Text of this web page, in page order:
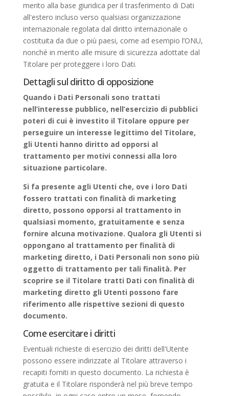
merito alla base giuridica per il trasferimento di Dati
all'estero incluso verso qualsiasi organizzazione
internazionale regolata dal diritto internazionale o
costituita da due o più paesi, come ad esempio l’ONU,
nonché in merito alle misure di sicurezza adottate dal
Titolare per proteggere i loro Dati.
Dettagli sul diritto di opposizione
Quando i Dati Personali sono trattati
nell’interesse pubblico, nell’esercizio di pubblici
poteri di cui è investito il Titolare oppure per
perseguire un interesse legittimo del Titolare,
gli Utenti hanno diritto ad opporsi al
trattamento per motivi connessi alla loro
situazione particolare.
Si fa presente agli Utenti che, ove i loro Dati
fossero trattati con finalità di marketing
diretto, possono opporsi al trattamento in
qualsiasi momento, gratuitamente e senza
fornire alcuna motivazione. Qualora gli Utenti si
oppongano al trattamento per finalità di
marketing diretto, i Dati Personali non sono più
oggetto di trattamento per tali finalità. Per
scoprire se il Titolare tratti Dati con finalità di
marketing diretto gli Utenti possono fare
riferimento alle rispettive sezioni di questo
documento.
Come esercitare i diritti
Eventuali richieste di esercizio dei diritti dell'Utente
possono essere indirizzate al Titolare attraverso i
recapiti forniti in questo documento. La richiesta è
gratuita e il Titolare risponderà nel più breve tempo